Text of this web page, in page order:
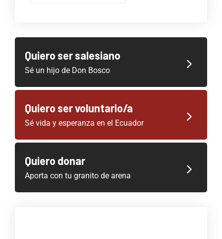
Quiero ser salesiano
Sé un hijo de Don Bosco
Quiero ser voluntario/a
Sé vida y esperanza en el Ecuador
Quiero donar
Aporta con tu granito de arena